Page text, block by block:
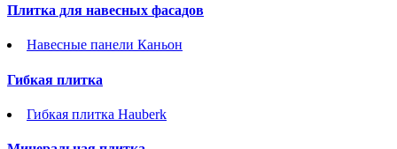
Плитка для навесных фасадов
Навесные панели Каньон
Гибкая плитка
Гибкая плитка Hauberk